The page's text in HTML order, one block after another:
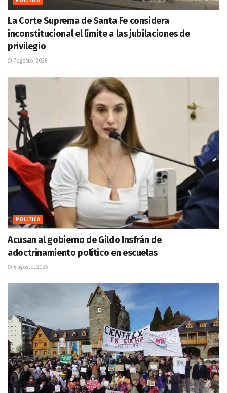
La Corte Suprema de Santa Fe considera
inconstitucional el límite a las jubilaciones de
privilegio
7 agosto, 2026
POLITICA
Acusan al gobierno de Gildo Insfrán de
adoctrinamiento político en escuelas
6 agosto, 2026